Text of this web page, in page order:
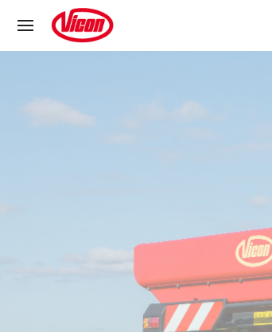
Panneau de gestion des cookies